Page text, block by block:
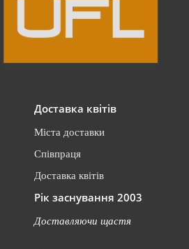
Доставка квітів
Міста доставки
Співпраця
Доставка квітів
Рік заснування 2003
Доставляючи щастя